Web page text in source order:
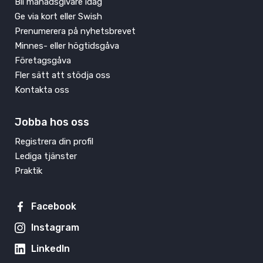
Ge via kort eller Swish
Prenumerera på nyhetsbrevet
Minnes- eller högtidsgåva
Företagsgåva
Fler sätt att stödja oss
Kontakta oss
Jobba hos oss
Registrera din profil
Lediga tjänster
Praktik
Facebook
Instagram
LinkedIn